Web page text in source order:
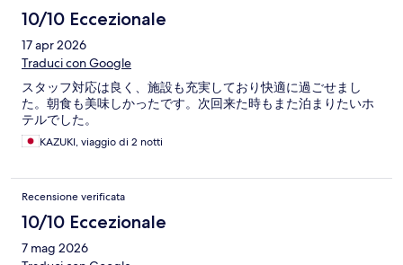
10/10 Eccezionale
17 apr 2026
Traduci con Google
スタッフ対応は良く、施設も充実しており快適に過ごせまし
た。朝食も美味しかったです。次回来た時もまた泊まりたいホ
テルでした。
KAZUKI, viaggio di 2 notti
Recensione verificata
10/10 Eccezionale
7 mag 2026